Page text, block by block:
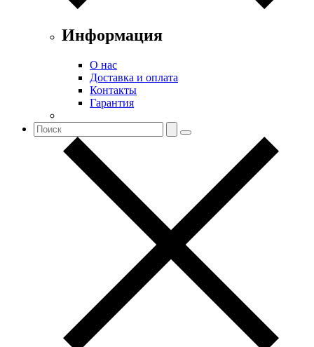
Информация
О нас
Доставка и оплата
Контакты
Гарантия